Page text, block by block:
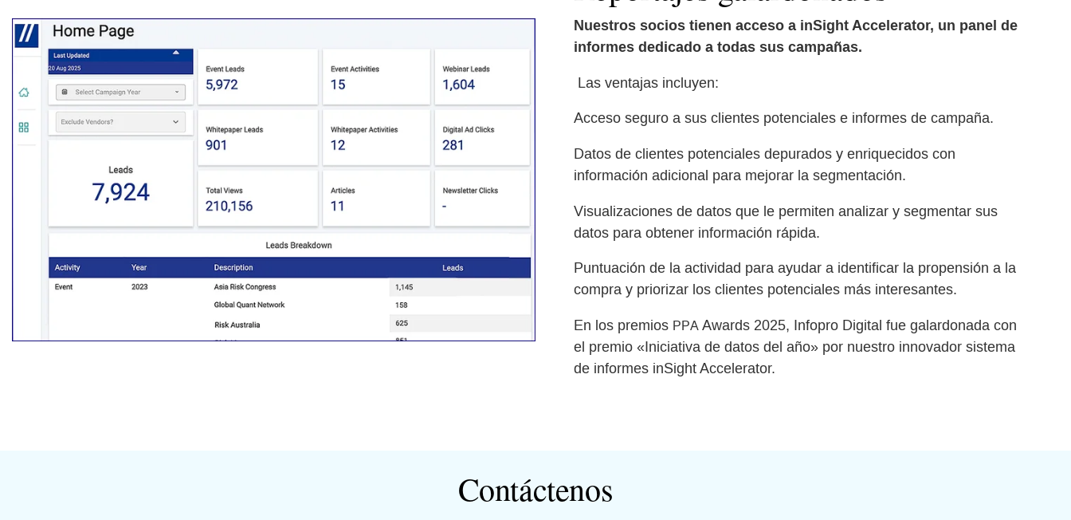
Nuestros socios tienen acceso a inSight Accelerator, un panel de
informes dedicado a todas sus campañas.
Las ventajas incluyen:
Acceso seguro a sus clientes potenciales e informes de campaña.
Datos de clientes potenciales depurados y enriquecidos con
información adicional para mejorar la segmentación.
Visualizaciones de datos que le permiten analizar y segmentar sus
datos para obtener información rápida.
Puntuación de la actividad para ayudar a identificar la propensión a la
compra y priorizar los clientes potenciales más interesantes.
En los premios PPAAwards 2025, Infopro Digital fue galardonada con
el premio «Iniciativa de datos del año» por nuestro innovador sistema
de informes inSight Accelerator.
Contáctenos